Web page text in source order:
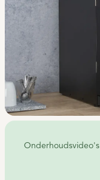
Onderhoudsvideo's